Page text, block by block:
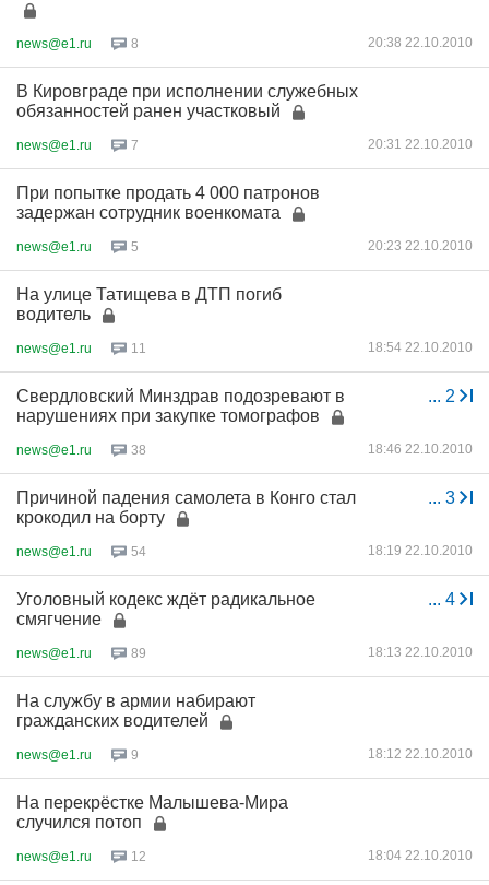
news@e1.ru 8 20:38 22.10.2010
В Кировграде при исполнении служебных
обязанностей ранен участковый
news@e1.ru 7 20:31 22.10.2010
При попытке продать 4 000 патронов
задержан сотрудник военкомата
news@e1.ru 5 20:23 22.10.2010
На улице Татищева в ДТП погиб
водитель
news@e1.ru 11 18:54 22.10.2010
... 2
Свердловский Минздрав подозревают в
нарушениях при закупке томографов
news@e1.ru 38 18:46 22.10.2010
... 3
Причиной падения самолета в Конго стал
крокодил на борту
news@e1.ru 54 18:19 22.10.2010
... 4
Уголовный кодекс ждёт радикальное
смягчение
news@e1.ru 89 18:13 22.10.2010
На службу в армии набирают
гражданских водителей
news@e1.ru 9 18:12 22.10.2010
На перекрёстке Малышева-Мира
случился потоп
news@e1.ru 12 18:04 22.10.2010